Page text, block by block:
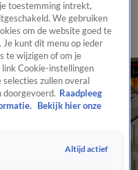
de redactiePanelVideo's
toestemming intrekt,
We gebruiken
om de website goed te
Je kunt dit menu op ieder
te wijzigen of om je
Cookie-instellingen
zullen overal
doorgevoerd. Raadpleeg
Bekijk hier onze
Altijd actief